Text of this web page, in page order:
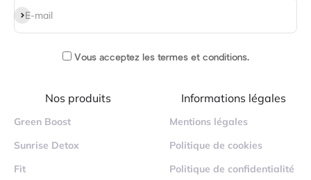
E-mail
S'inscrire
Vous acceptez les termes et conditions.
Nos produits
Green Boost
Sunrise Detox
Fit
Informations légales
Mentions légales
Politique de cookies
Politique de confidentialité